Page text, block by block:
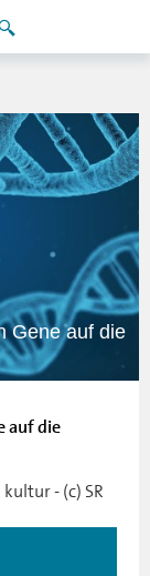
Gene auf die
auf die
- (c) SR